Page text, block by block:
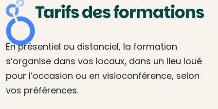
Tarifs des formations
En présentiel ou distanciel, la formation
s’organise dans vos locaux, dans un lieu loué
pour l’occasion ou en visioconférence, selon
vos préférences.